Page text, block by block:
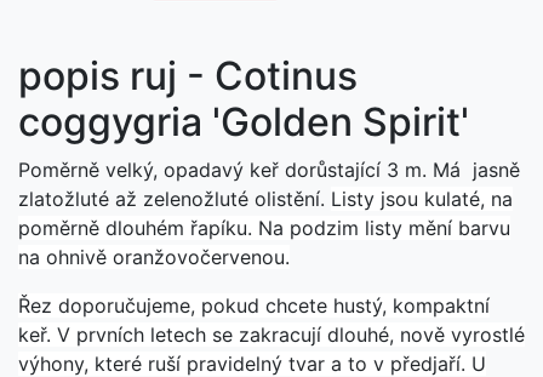
popis ruj - Cotinus
coggygria 'Golden Spirit'
Poměrně velký, opadavý keř dorůstající 3 m. Má jasně
zlatožluté až zelenožluté olistění. Listy jsou kulaté, na
poměrně dlouhém řapíku. Na podzim listy mění barvu
na ohnivě oranžovočervenou.
Řez doporučujeme, pokud chcete hustý, kompaktní
keř. V prvních letech se zakracují dlouhé, nově vyrostlé
výhony, které ruší pravidelný tvar a to v předjaří. U